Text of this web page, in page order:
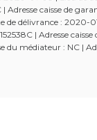
Adresse caisse de
délivrance : 2020-
| Adresse
médiateur : NC |